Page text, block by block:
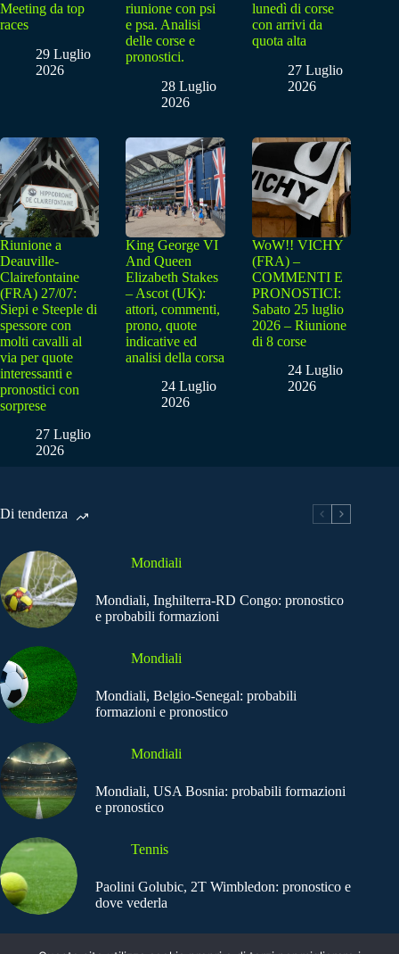
Meeting da top
races
29 Luglio
2026
riunione con psi
e psa. Analisi
delle corse e
pronostici.
28 Luglio
2026
lunedì di corse
con arrivi da
quota alta
27 Luglio
2026
Riunione a
Deauville-
Clairefontaine
(FRA) 27/07:
Siepi e Steeple di
spessore con
molti cavalli al
via per quote
interessanti e
pronostici con
sorprese
27 Luglio
2026
King George VI
And Queen
Elizabeth Stakes
– Ascot (UK):
attori, commenti,
prono, quote
indicative ed
analisi della corsa
24 Luglio
2026
WoW!! VICHY
(FRA) –
COMMENTI E
PRONOSTICI:
Sabato 25 luglio
2026 – Riunione
di 8 corse
24 Luglio
2026
Di tendenza
Mondiali
Mondiali, Inghilterra-RD Congo: pronostico
e probabili formazioni
Mondiali
Mondiali, Belgio-Senegal: probabili
formazioni e pronostico
Mondiali
Mondiali, USA Bosnia: probabili formazioni
e pronostico
Tennis
Paolini Golubic, 2T Wimbledon: pronostico e
dove vederla